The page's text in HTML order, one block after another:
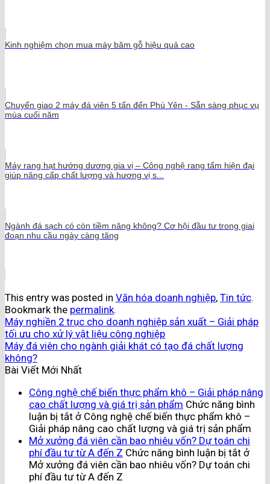
Kinh nghiệm chọn mua máy băm gỗ hiệu quả cao
Chuyển giao 2 máy đá viên 5 tấn đến Phú Yên - Sẵn sàng phục vụ
mùa cuối năm
Máy rang hạt hướng dương gia vị – Công nghệ rang tẩm hiện đại
giúp nâng cấp chất lượng và hương vị s...
Ngành đá sạch có còn tiềm năng không? Cơ hội đầu tư trong giai
đoạn nhu cầu ngày càng tăng
This entry was posted in Văn hóa doanh nghiệp, Tin tức.
Bookmark the permalink.
Máy nghiền 2 trục cho doanh nghiệp sản xuất – Giải pháp
tối ưu cho xử lý vật liệu công nghiệp
Máy đá viên cho ngành giải khát có tạo đá chất lượng
không?
Bài Viết Mới Nhất
Công nghệ chế biến thực phẩm khô – Giải pháp nâng
cao chất lượng và giá trị sản phẩm Chức năng bình
luận bị tắt ở Công nghệ chế biến thực phẩm khô –
Giải pháp nâng cao chất lượng và giá trị sản phẩm
Mở xưởng đá viên cần bao nhiêu vốn? Dự toán chi
phí đầu tư từ A đến Z Chức năng bình luận bị tắt ở
Mở xưởng đá viên cần bao nhiêu vốn? Dự toán chi
phí đầu tư từ A đến Z